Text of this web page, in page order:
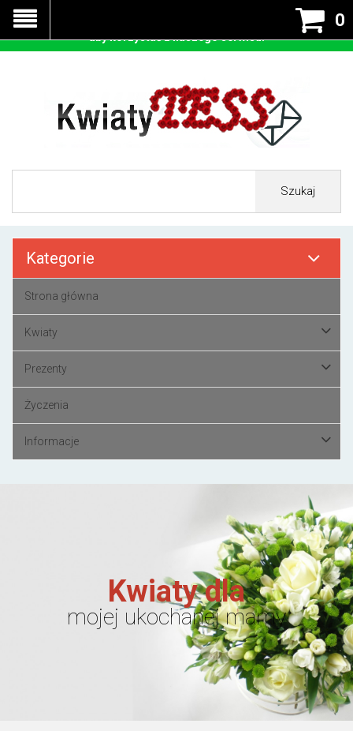
0
Szukaj
Kategorie
Strona główna
Kwiaty
Prezenty
Życzenia
Informacje
Kwiaty dla
mojej ukochanej mamy
Nasza strona korzysta z cookies - czyli tzw ciastek w celu
prawidłowego działania. Zaakceptuj przyjmowanie cookies
aby korzystać z naszego serwisu.